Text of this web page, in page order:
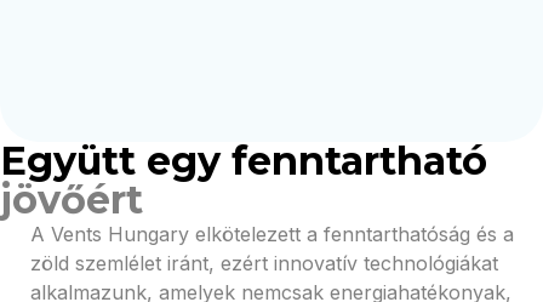
Együtt egy fenntartható
jövőért
A Vents Hungary elkötelezett a fenntarthatóság és a
zöld szemlélet iránt, ezért innovatív technológiákat
alkalmazunk, amelyek nemcsak energiahatékonyak,